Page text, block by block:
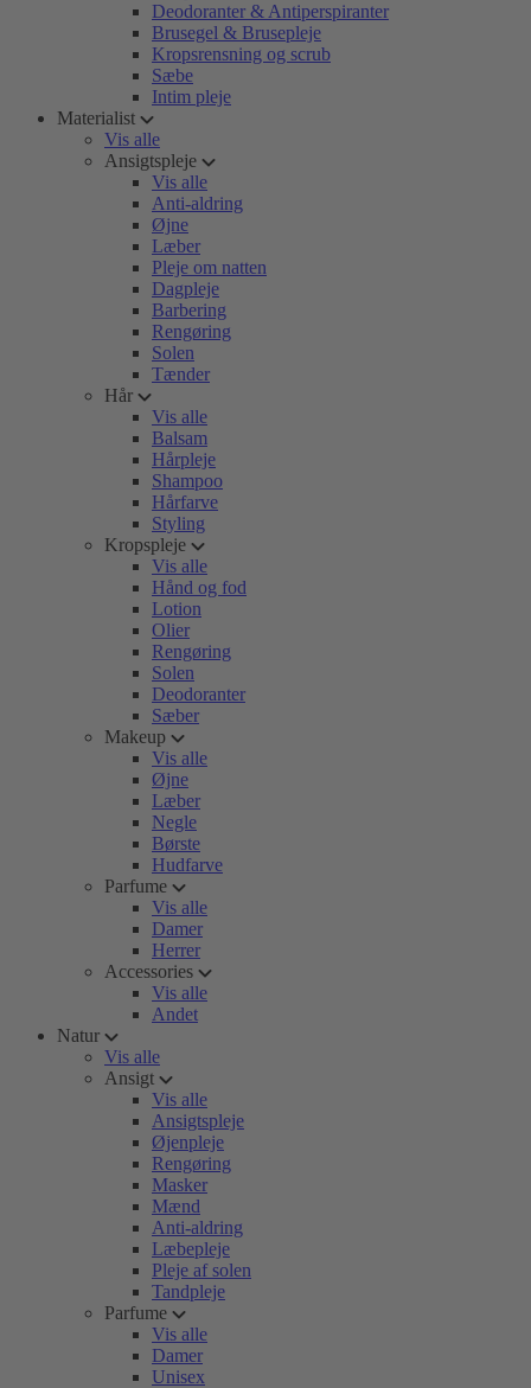
Deodoranter & Antiperspiranter
Brusegel & Brusepleje
Kropsrensning og scrub
Sæbe
Intim pleje
Materialist
Vis alle
Ansigtspleje
Vis alle
Anti-aldring
Øjne
Læber
Pleje om natten
Dagpleje
Barbering
Rengøring
Solen
Tænder
Hår
Vis alle
Balsam
Hårpleje
Shampoo
Hårfarve
Styling
Kropspleje
Vis alle
Hånd og fod
Lotion
Olier
Rengøring
Solen
Deodoranter
Sæber
Makeup
Vis alle
Øjne
Læber
Negle
Børste
Hudfarve
Parfume
Vis alle
Damer
Herrer
Accessories
Vis alle
Andet
Natur
Vis alle
Ansigt
Vis alle
Ansigtspleje
Øjenpleje
Rengøring
Masker
Mænd
Anti-aldring
Læbepleje
Pleje af solen
Tandpleje
Parfume
Vis alle
Damer
Unisex